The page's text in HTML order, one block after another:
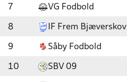
7 VG Fodbold
8 IF Frem Bjæverskov
9 Såby Fodbold
10 SBV 09